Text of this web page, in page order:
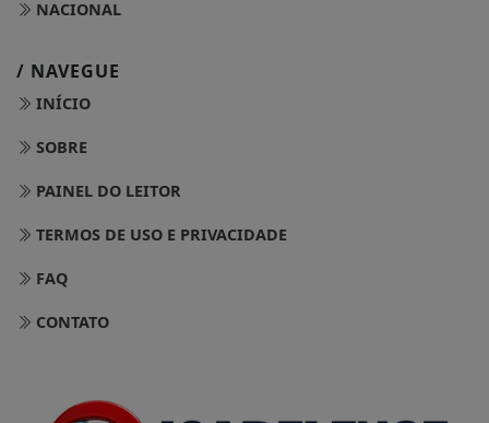
NACIONAL
/ NAVEGUE
INÍCIO
SOBRE
PAINEL DO LEITOR
TERMOS DE USO E PRIVACIDADE
FAQ
CONTATO